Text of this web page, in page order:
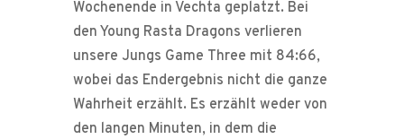
Wochenende in Vechta geplatzt. Bei
den Young Rasta Dragons verlieren
unsere Jungs Game Three mit 84:66,
wobei das Endergebnis nicht die ganze
Wahrheit erzählt. Es erzählt weder von
den langen Minuten, in dem die